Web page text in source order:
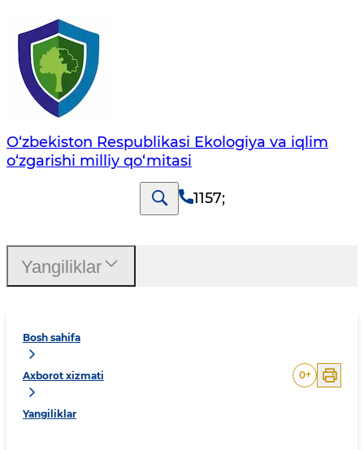
O‘zbekiston Respublikasi Ekologiya va iqlim
o‘zgarishi milliy qo‘mitasi
1157;
Bosh sahifa
Axborot xizmati
Yangiliklar
0+
Yangiliklar